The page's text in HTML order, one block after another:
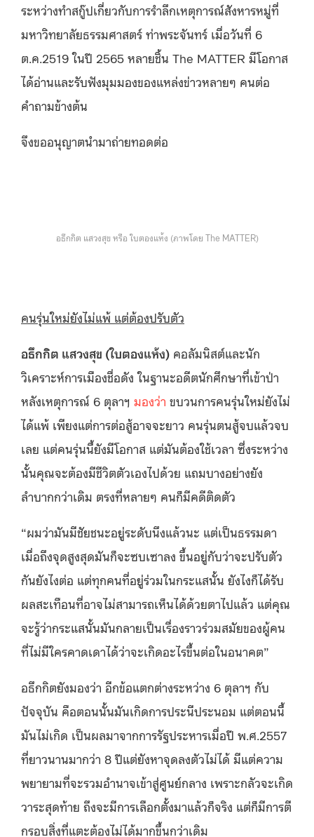
ระหว่างทำสกู๊ปเกี่ยวกับการรำลึกเหตุการณ์สังหารหมู่ที่
มหาวิทยาลัยธรรมศาสตร์ ท่าพระจันทร์ เมื่อวันที่ 6
ต.ค.2519 ในปี 2565 หลายชิ้น The MATTER มีโอกาส
ได้อ่านและรับฟังมุมมองของแหล่งข่าวหลายๆ คนต่อ
คำถามข้างต้น
จึงขออนุญาตนำมาถ่ายทอดต่อ
อธึกกิต แสวงสุข หรือ ใบตองแห้ง (ภาพโดย The MATTER)
คนรุ่นใหม่ยังไม่แพ้ แต่ต้องปรับตัว
อธึกกิต แสวงสุข (ใบตองแห้ง) คอลัมนิสต์และนัก
วิเคราะห์การเมืองชื่อดัง ในฐานะอดีตนักศึกษาที่เข้าป่า
หลังเหตุการณ์ 6 ตุลาฯ มองว่า ขบวนการคนรุ่นใหม่ยังไม่
ได้แพ้ เพียงแต่การต่อสู้อาจจะยาว คนรุ่นตนสู้จบแล้วจบ
เลย แต่คนรุ่นนี้ยังมีโอกาส แต่มันต้องใช้เวลา ซึ่งระหว่าง
นั้นคุณจะต้องมีชีวิตตัวเองไปด้วย แถมบางอย่างยัง
ลำบากกว่าเดิม ตรงที่หลายๆ คนก็มีคดีติดตัว
“ผมว่ามันมีชัยชนะอยู่ระดับนึงแล้วนะ แต่เป็นธรรมดา
เมื่อถึงจุดสูงสุดมันก็จะซบเซาลง ขึ้นอยู่กับว่าจะปรับตัว
กันยังไงต่อ แต่ทุกคนที่อยู่ร่วมในกระแสนั้น ยังไงก็ได้รับ
ผลสะเทือนที่อาจไม่สามารถเห็นได้ด้วยตาไปแล้ว แต่คุณ
จะรู้ว่ากระแสนั้นมันกลายเป็นเรื่องราวร่วมสมัยของผู้คน
ที่ไม่มีใครคาดเดาได้ว่าจะเกิดอะไรขึ้นต่อในอนาคต”
อธึกกิตยังมองว่า อีกข้อแตกต่างระหว่าง 6 ตุลาฯ กับ
ปัจจุบัน คือตอนนั้นมันเกิดการประนีประนอม แต่ตอนนี้
มันไม่เกิด เป็นผลมาจากการรัฐประหารเมื่อปี พ.ศ.2557
ที่ยาวนานมากว่า 8 ปีแต่ยังหาจุดลงตัวไม่ได้ มีแต่ความ
พยายามที่จะรวมอำนาจเข้าสู่ศูนย์กลาง เพราะกลัวจะเกิด
วาระสุดท้าย ถึงจะมีการเลือกตั้งมาแล้วก็จริง แต่ก็มีการตี
กรอบสิ่งที่แตะต้องไม่ได้มากขึ้นกว่าเดิม